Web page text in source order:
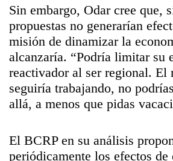
Sin embargo, Odar cree que,
propuestas no generarían
misión de dinamizar la
alcanzaría. “Podría limitar su
reactivador al ser regional. El
seguiría trabajando, no
allá, a menos que pidas
El BCRP en su análisis
periódicamente los efectos de